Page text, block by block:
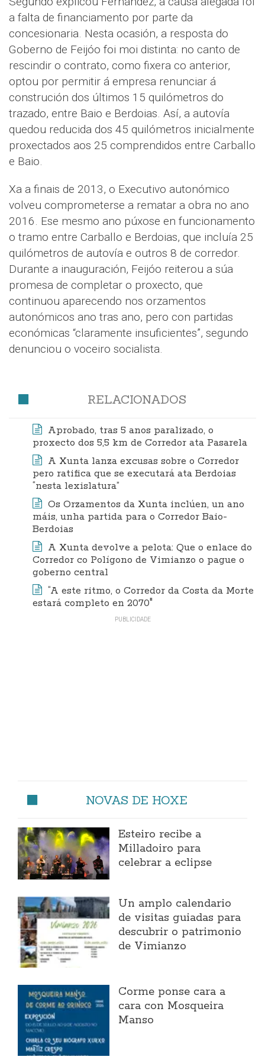
a falta de financiamento por parte da
concesionaria. Nesta ocasión, a resposta do
Goberno de Feijóo foi moi distinta: no canto de
rescindir o contrato, como fixera co anterior,
optou por permitir á empresa renunciar á
construción dos últimos 15 quilómetros do
trazado, entre Baio e Berdoias. Así, a autovía
quedou reducida dos 45 quilómetros inicialmente
proxectados aos 25 comprendidos entre Carballo
e Baio.
Xa a finais de 2013, o Executivo autonómico
volveu comprometerse a rematar a obra no ano
2016. Ese mesmo ano púxose en funcionamento
o tramo entre Carballo e Berdoias, que incluía 25
quilómetros de autovía e outros 8 de corredor.
Durante a inauguración, Feijóo reiterou a súa
promesa de completar o proxecto, que
continuou aparecendo nos orzamentos
autonómicos ano tras ano, pero con partidas
económicas “claramente insuficientes”, segundo
denunciou o voceiro socialista.
RELACIONADOS
Aprobado, tras 5 anos paralizado, o
proxecto dos 5,5 km de Corredor ata Pasarela
A Xunta lanza excusas sobre o Corredor
pero ratifica que se executará ata Berdoias
“nesta lexislatura”
Os Orzamentos da Xunta inclúen, un ano
máis, unha partida para o Corredor Baio-
Berdoias
A Xunta devolve a pelota: Que o enlace do
Corredor co Polígono de Vimianzo o pague o
goberno central
“A este ritmo, o Corredor da Costa da Morte
estará completo en 2070"
NOVAS DE HOXE
Esteiro recibe a
Milladoiro para
celebrar a eclipse
Un amplo calendario
de visitas guiadas para
descubrir o patrimonio
de Vimianzo
Corme ponse cara a
cara con Mosqueira
Manso